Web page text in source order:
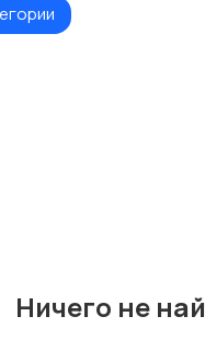
Ничего не